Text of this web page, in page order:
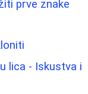
prve znake
lica - Iskustva i